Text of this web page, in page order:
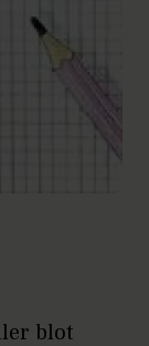
blot